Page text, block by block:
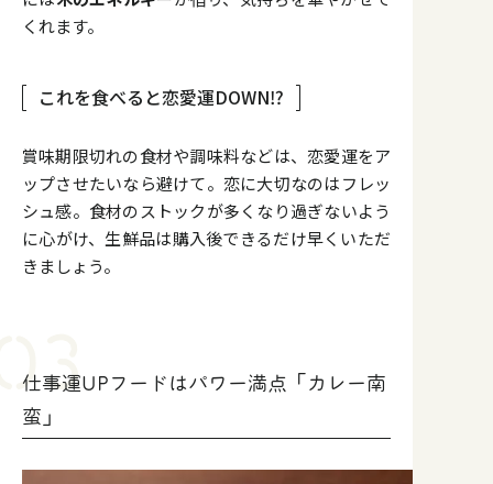
くれます。
これを食べると恋愛運DOWN⁉︎
賞味期限切れの食材や調味料などは、恋愛運をア
ップさせたいなら避けて。恋に大切なのはフレッ
シュ感。食材のストックが多くなり過ぎないよう
に心がけ、生鮮品は購入後できるだけ早くいただ
きましょう。
仕事運UPフードはパワー満点「カレー南
蛮」